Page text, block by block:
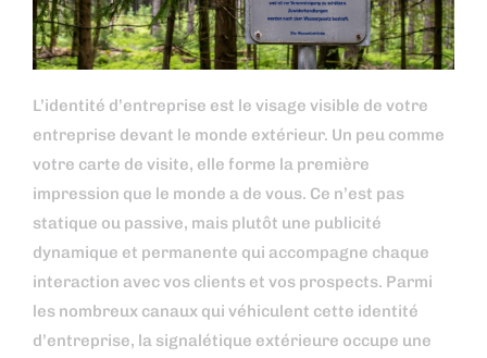
L’identité d’entreprise est le visage visible de votre
entreprise devant le monde extérieur. Un peu comme
votre carte de visite, elle forme la première
impression que le monde a de vous. Ce n’est pas
statique ou passive, mais plutôt une publicité
dynamique et permanente qui accompagne chaque
interaction avec vos clients et vos prospects. Parmi
les nombreux canaux qui véhiculent cette identité
d’entreprise, la signalétique extérieure occupe une